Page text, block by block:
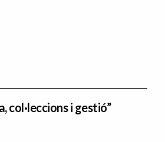
col·leccions i gestió”